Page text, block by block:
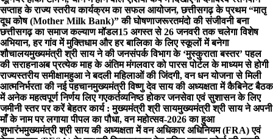
सप्ताह के राज्य स्तरीय कार्यक्रम का सफल आयोजन, छत्तीसगढ़ के प्रथम “मातृ
दूध कोष (Mother Milk Bank)” की घोषणाजरूरतमंदो की संजीवनी बना
छत्तीसगढ़ का समाज कल्याण मॉडल15 अगस्त से 26 जनवरी तक चलेगा विशेष
अभियान, हर गांव में मुक्तिधाम और हर बालिका के लिए स्कूलों में बनेगा
शौचालयमुख्यमंत्री श्री साय ने की जनसंपर्क विभाग के ‘मुस्कुराता बस्तर’ पहल
की सराहनाअब प्रत्येक माह के अंतिम मंगलवार को पारस पोर्टल के माध्यम से होगी
राज्यस्तरीय समीक्षामहुआ ने बदली महिलाओं की जिंदगी, वन धन योजना से मिली
आत्मनिर्भरता की नई पहचानमुख्यमंत्री विष्णु देव साय की अध्यक्षता में कैबिनेट बैठक
में अनेक महत्वपूर्ण निर्णय लिए गएकर्तव्यनिष्ठ होकर जनसेवा एवं सुशासन के लिए
जमीनी स्तर पर करें बेहतर कार्य : मुख्यमंत्री श्री सायमुख्यमंत्री श्री साय ने अपनी
माँ के नाम पर लगाया पीपल का पौधा, वन महोत्सव-2026 का हुआ
शुभारंभमुख्यमंत्री श्री साय की अध्यक्षता में वन अधिकार अधिनियम (FRA) एवं